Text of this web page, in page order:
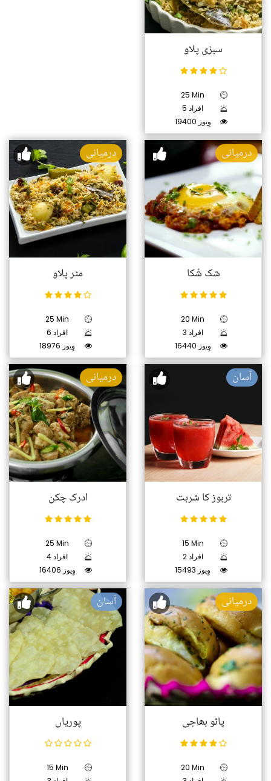
سبزی پلاو
25 Min
5 افراد
19400 وِیوز
درمیانی
مٹر پلاو
25 Min
6 افراد
18976 وِیوز
درمیانی
شک شُکا
20 Min
3 افراد
16440 وِیوز
درمیانی
ادرک چکن
25 Min
4 افراد
16406 وِیوز
آسان
تربوز کا شربت
15 Min
2 افراد
15493 وِیوز
آسان
پوریاں
15 Min
درمیانی
پائو بھاجی
20 Min